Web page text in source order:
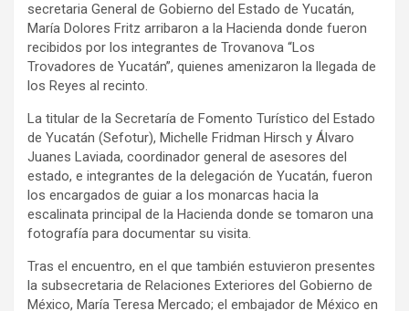
secretaria General de Gobierno del Estado de Yucatán,
María Dolores Fritz arribaron a la Hacienda donde fueron
recibidos por los integrantes de Trovanova “Los
Trovadores de Yucatán”, quienes amenizaron la llegada de
los Reyes al recinto.
La titular de la Secretaría de Fomento Turístico del Estado
de Yucatán (Sefotur), Michelle Fridman Hirsch y Álvaro
Juanes Laviada, coordinador general de asesores del
estado, e integrantes de la delegación de Yucatán, fueron
los encargados de guiar a los monarcas hacia la
escalinata principal de la Hacienda donde se tomaron una
fotografía para documentar su visita.
Tras el encuentro, en el que también estuvieron presentes
la subsecretaria de Relaciones Exteriores del Gobierno de
México, María Teresa Mercado; el embajador de México en